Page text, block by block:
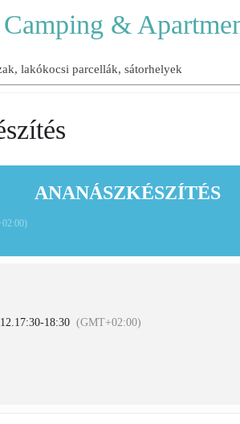
&
lakókocsi parcellák, sátorhelyek
ANANÁSZKÉSZÍTÉS
17:30-18:30 (GMT+02:00)